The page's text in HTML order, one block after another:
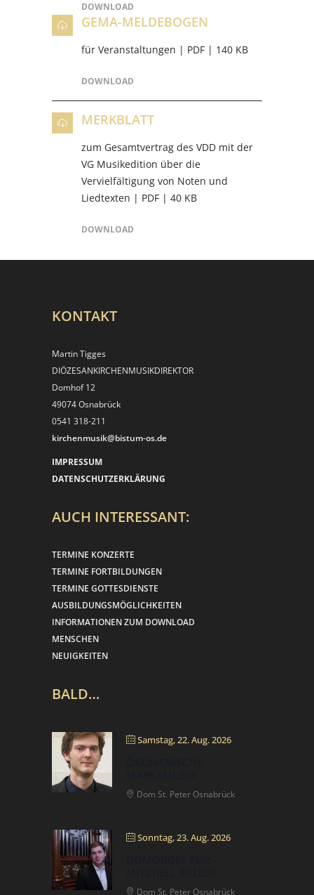
DOWNLOAD
GEMA-MELDEBOGEN
für Veranstaltungen | PDF | 140 KB
DOWNLOAD
MERKBLATT
zum Gesamtvertrag des VDD mit der
VG Musikedition über die
Vervielfältigung von Noten und
Liedtexten | PDF | 40 KB
DOWNLOAD
KONTAKT
Martin Tigges
DIÖZESANKIRCHEN­MUSIKDIREKTOR
Domhof 12
49074 Osnabrück
0541 318-211
kirchenmusik@bistum-os.de
IMPRESSUM
DATENSCHUTZERKLÄRUNG
AUCH INTERESSANT:
TERMINE KONZERTE
TERMINE FORTBILDUNGEN
TERMINE GOTTESDIENSTE
AUSBILDUNGSMÖGLICHKEITEN
INFORMATIONEN ZUM DOWNLOAD
MENSCHEN
NEUIGKEITEN
BALD…
Samstag, 22. Aug. 2026
Dom St. Peter Osnabrück
Sonntag, 23. Aug. 2026
Dom St. Peter Osnabrück